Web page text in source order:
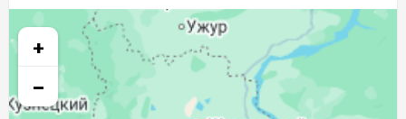
03:58 06:00 13:00 20:00
04:01 06:01 16:47
+
−